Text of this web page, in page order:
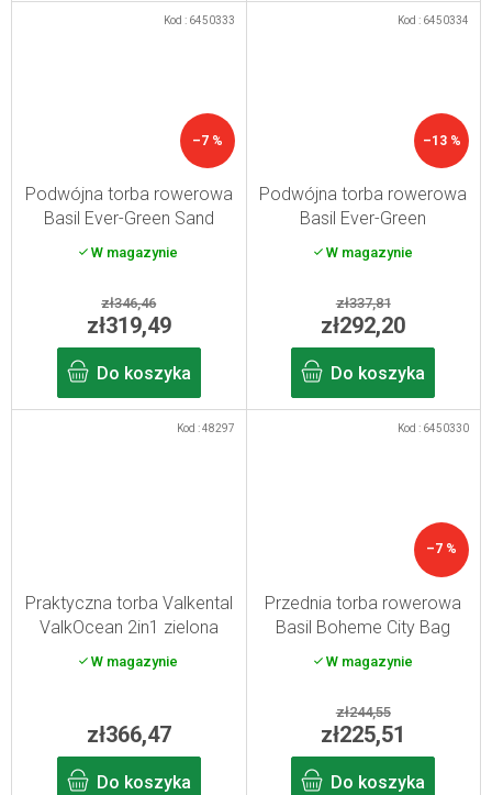
–7 %
Podwójna torba rowerowa
Basil Ever-Green Sand
W magazynie
zł346,46
zł319,49
Do koszyka
Kod : 6450333
–13 %
Podwójna torba rowerowa
Basil Ever-Green
tymiankowa zielona
W magazynie
zł337,81
zł292,20
Do koszyka
Kod : 6450334
Praktyczna torba Valkental
ValkOcean 2in1 zielona
odblaskowa
W magazynie
zł366,47
Do koszyka
Kod :48297
–7 %
Przednia torba rowerowa
Basil Boheme City Bag
grafitowa
W magazynie
zł244,55
zł225,51
Do koszyka
Kod : 6450330